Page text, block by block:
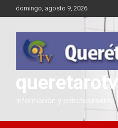
al
domingo, agosto 9, 2026
queretarotv
Información y entretenimiento